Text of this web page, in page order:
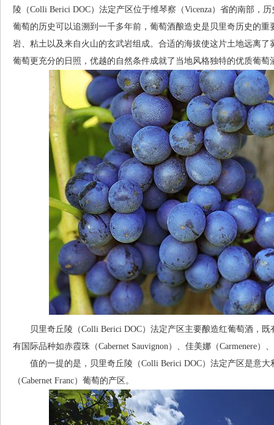
陵（Colli Berici DOC）法定产区位于维琴察（Vicenza）省的南部，
葡萄的历史可以追溯到一千多年前，葡萄酒酿造史是贝里奇历史的
岩、粘土以及来自火山的玄武岩组成。合适的海拔使这片土地远离
葡萄更充分的日照，优越的自然条件成就了当地风格独特的优质葡萄
贝里奇丘陵（Colli Berici DOC）法定产区主要酿造红葡萄酒，既
有国际品种如赤霞珠（Cabernet Sauvignon）、佳美娜（Carmenere）
值的一提的是，贝里奇丘陵（Colli Berici DOC）法定产区是意大
（Cabernet Franc）葡萄的产区。